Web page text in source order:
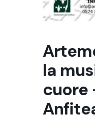
la
cuore